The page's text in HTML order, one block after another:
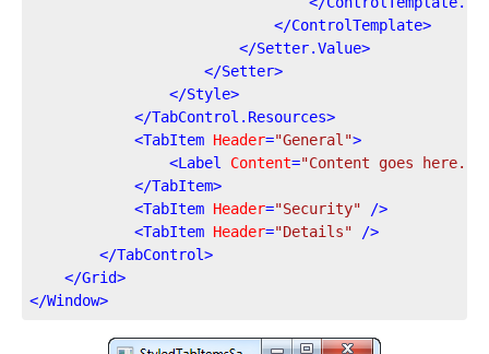
</ControlTemplate>
</Setter.Value>
</Setter>
</Style>
</TabControl.Resources>
<TabItem Header="General">
<Label Content="Content goes
</TabItem>
<TabItem Header="Security" />
<TabItem Header="Details" />
</TabControl>
</Grid>
</Window>